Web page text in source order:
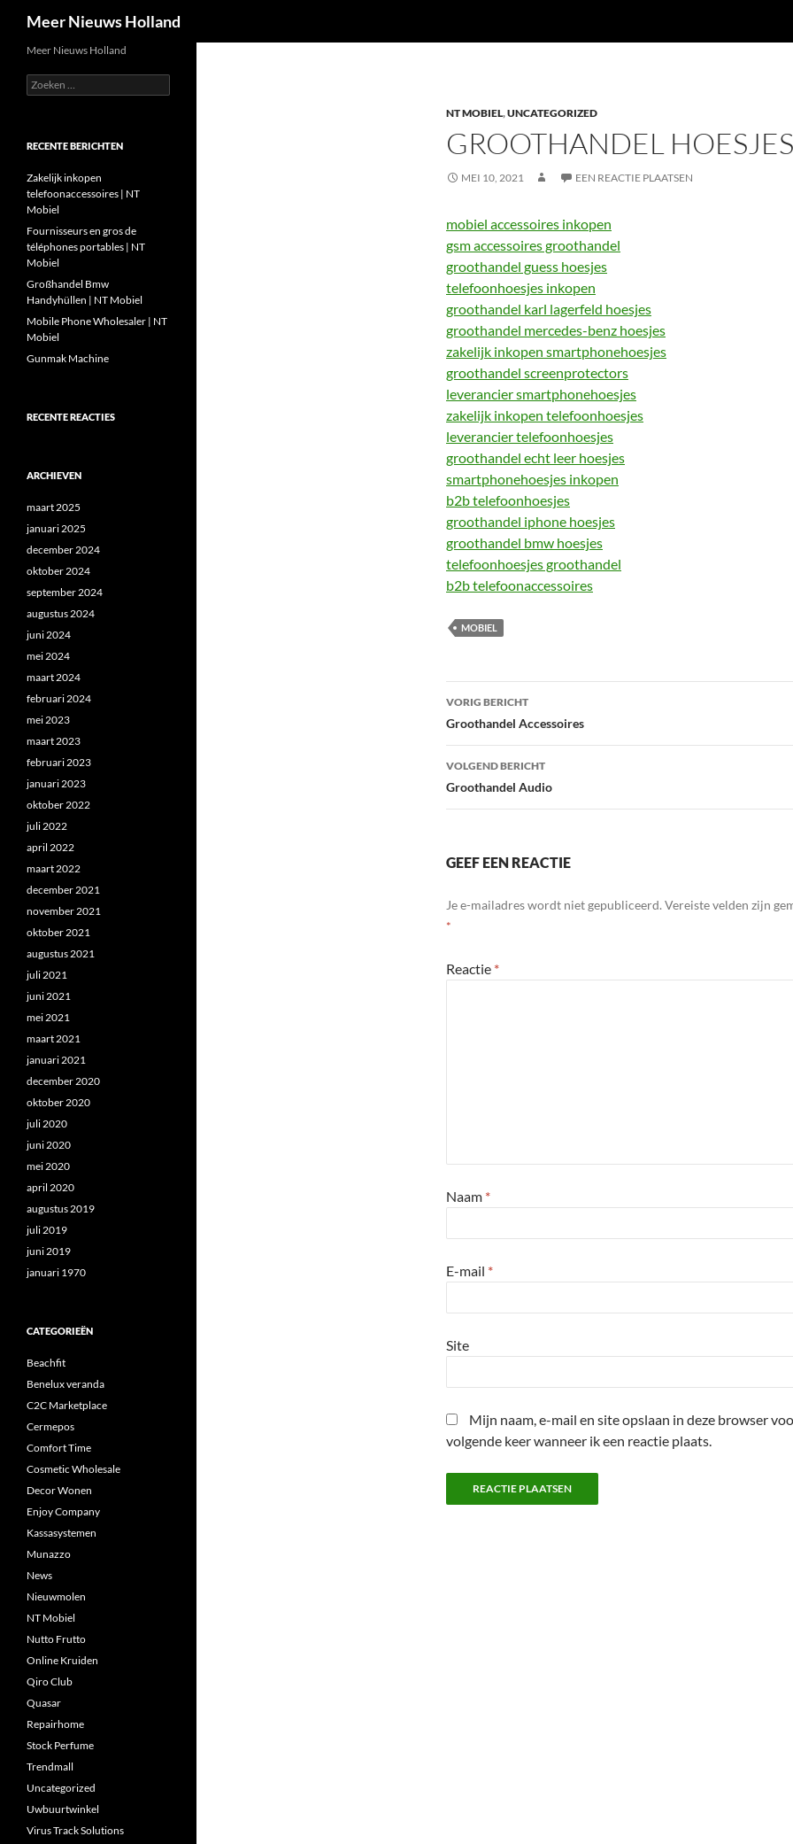
Meer Nieuws Holland
NT MOBIEL,UNCATEGORIZED
GROOTHANDEL HOESJES
MEI 10, 2021 EEN REACTIE PLAATSEN
mobiel accessoires inkopen
gsm accessoires groothandel
groothandel guess hoesjes
telefoonhoesjes inkopen
groothandel karl lagerfeld hoesjes
groothandel mercedes-benz hoesjes
zakelijk inkopen smartphonehoesjes
groothandel screenprotectors
leverancier smartphonehoesjes
zakelijk inkopen telefoonhoesjes
leverancier telefoonhoesjes
groothandel echt leer hoesjes
smartphonehoesjes inkopen
b2b telefoonhoesjes
groothandel iphone hoesjes
groothandel bmw hoesjes
telefoonhoesjes groothandel
b2b telefoonaccessoires
MOBIEL
Bericht
navigatie
VORIG BERICHT
Groothandel Accessoires
VOLGEND BERICHT
Groothandel Audio
GEEF EEN REACTIE
Je e-mailadres wordt niet gepubliceerd. Vereiste velden zijn
*
Reactie *
Naam *
E-mail *
Site
Mijn naam, e-mail en site opslaan in deze browser
volgende keer wanneer ik een reactie plaats.
Meer Nieuws Holland
Zoeken
naar:
RECENTE BERICHTEN
Zakelijk inkopen
telefoonaccessoires | NT
Mobiel
Fournisseurs en gros de
téléphones portables | NT
Mobiel
Großhandel Bmw
Handyhüllen | NT Mobiel
Mobile Phone Wholesaler | NT
Mobiel
Gunmak Machine
RECENTE REACTIES
ARCHIEVEN
maart 2025
januari 2025
december 2024
oktober 2024
september 2024
augustus 2024
juni 2024
mei 2024
maart 2024
februari 2024
mei 2023
maart 2023
februari 2023
januari 2023
oktober 2022
juli 2022
april 2022
maart 2022
december 2021
november 2021
oktober 2021
augustus 2021
juli 2021
juni 2021
mei 2021
maart 2021
januari 2021
december 2020
oktober 2020
juli 2020
juni 2020
mei 2020
april 2020
augustus 2019
juli 2019
juni 2019
januari 1970
CATEGORIEËN
Beachfit
Benelux veranda
C2C Marketplace
Cermepos
Comfort Time
Cosmetic Wholesale
Decor Wonen
Enjoy Company
Kassasystemen
Munazzo
News
Nieuwmolen
NT Mobiel
Nutto Frutto
Online Kruiden
Qiro Club
Quasar
Repairhome
Stock Perfume
Trendmall
Uncategorized
Uwbuurtwinkel
Virus Track Solutions